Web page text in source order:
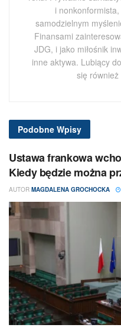
i
samodzielnym
Finansami
JDG, i jako miłośnik
inne aktywa. Lubiący
się
Podobne Wpisy
Ustawa frankowa
Kiedy będzie można
AUTOR MAGDALENA GROCHOCKA